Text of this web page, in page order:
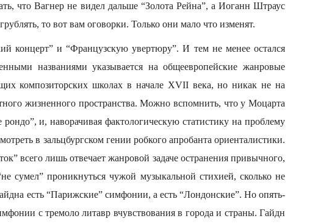
что Вагнер не видел дальше “Золота Рейна”, а Иоганн Штраус
то вот вам оговорки. Только они мало что изменят.
концерт” и “Французскую увертюру”. И тем не менее остался
названиями указывается на общеевропейские жанровые
композиторских школах в начале XVII века, но никак не на
жизненного пространства. Можно вспомнить, что у Моцарта
и, наворачивая фактологическую статистику на проблему
в зальцбургском гении робкого апробанта ориенталистики.
всего лишь отвечает жанровой задаче остранения привычного,
сумел” проникнуться чужой музыкальной стихией, сколько не
есть “Парижские” симфонии, а есть “Лондонские”. Но опять-
с тремоло литавр вчувствования в города и страны. Гайдн